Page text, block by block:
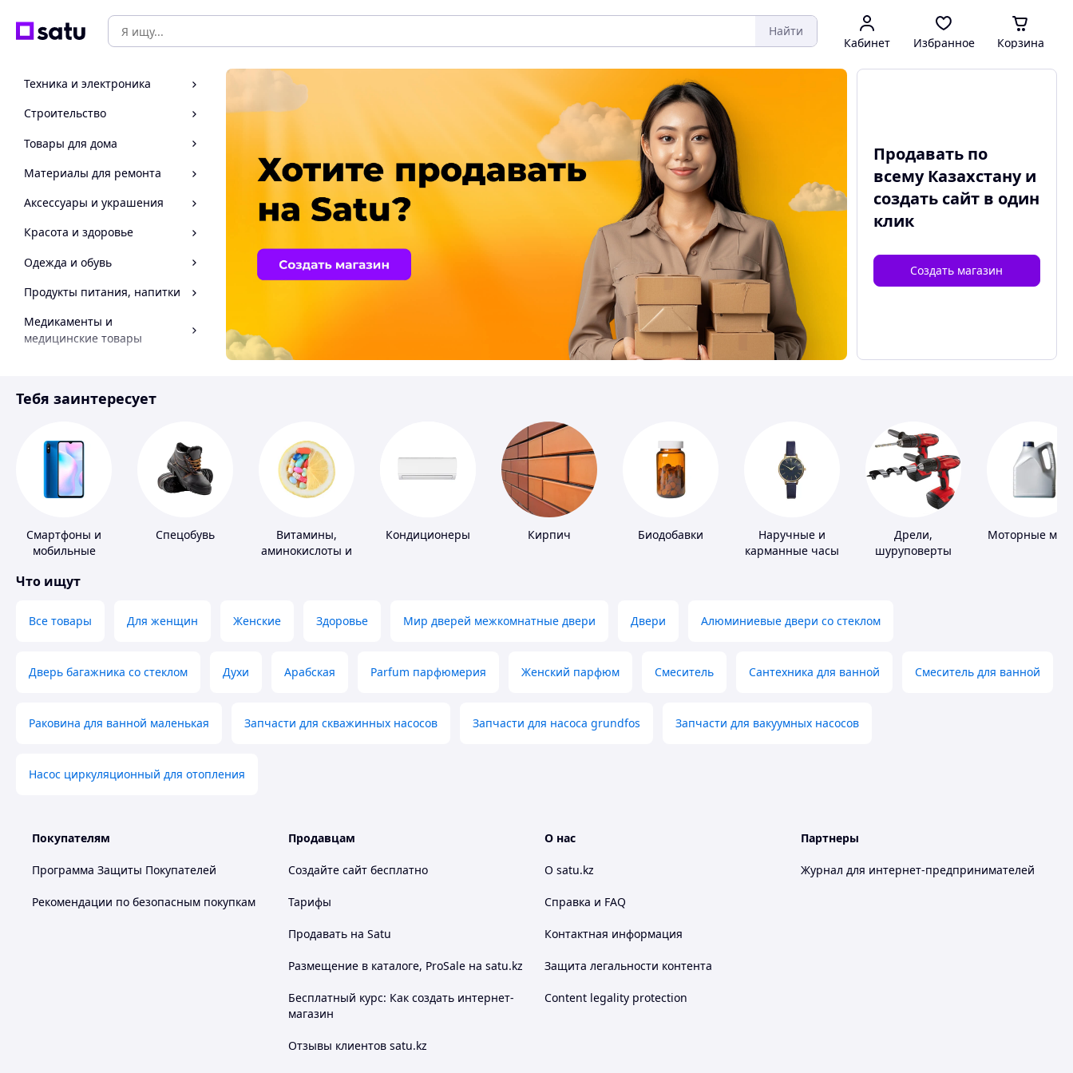
Найти
Кабинет Избранное Корзина
Техника и электроника
Строительство
Товары для дома
Материалы для ремонта
Аксессуары и украшения
Красота и здоровье
Одежда и обувь
Продукты питания, напитки
Медикаменты и
медицинские товары
Инструмент
Продавать по
всему Казахстану и
создать сайтв один
клик
Создать магазин
Тебя заинтересует
Смартфоны и
мобильные
Спецобувь
Витамины,
аминокислоты и
Кондиционеры Кирпич Биодобавки
Наручные и
карманные часы
Дрели,
шуруповерты
Моторные
Что ищут
Все товары Для женщин Женские Здоровье Мир дверей межкомнатные двери Двери Алюминиевые двери со стеклом
Дверь багажника со стеклом Духи Арабская Parfum парфюмерия Женский парфюм Смеситель Сантехника для ванной Смеситель для ванной
Раковина для ванной маленькая Запчасти для скважинных насосов Запчасти для насоса grundfos Запчасти для вакуумных насосов
Насос циркуляционный для отопления
Покупателям
Программа Защиты Покупателей
Рекомендации по безопасным покупкам
Продавцам
Создайте сайт бесплатно
Тарифы
Продавать на Satu
Размещение в каталоге, ProSale на satu.kz
Бесплатный курс: Как создать интернет-
магазин
Отзывы клиентов satu.kz
О нас
О satu.kz
Справка и FAQ
Контактная информация
Защита легальности контента
Content legality protection
Партнеры
Журнал для интернет-предпринимателей